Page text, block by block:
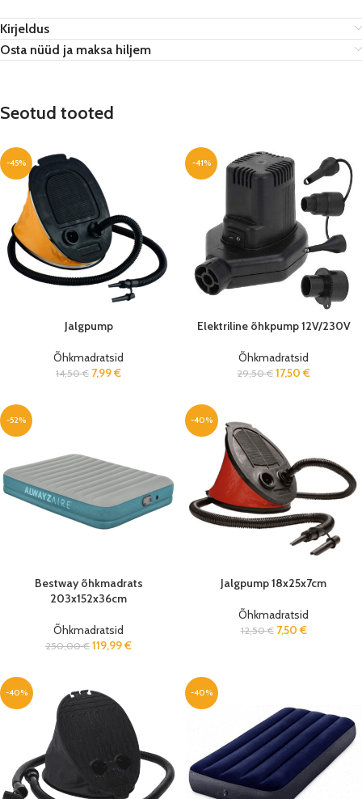
Kirjeldus
Osta nüüd ja maksa hiljem
Seotud tooted
-45%
Jalgpump
Õhkmadratsid
14,50€ 7,99€
-41%
Elektriline õhkpump 12V/230V
Õhkmadratsid
29,50€ 17,50 €
-52%
Bestway õhkmadrats
203x152x36cm
Õhkmadratsid
250,00€ 119,99€
-40%
Jalgpump 18x25x7cm
Õhkmadratsid
12,50€ 7,50 €
-40% -40%